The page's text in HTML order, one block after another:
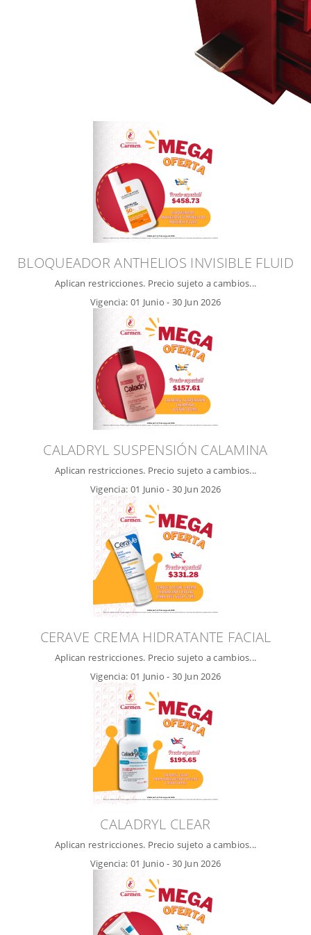
BLOQUEADOR ANTHELIOS INVISIBLE FLUID
Aplican restricciones. Precio sujeto a cambios...
Vigencia: 01 Junio - 30 Jun 2026
CALADRYL SUSPENSIÓN CALAMINA
Aplican restricciones. Precio sujeto a cambios...
Vigencia: 01 Junio - 30 Jun 2026
CERAVE CREMA HIDRATANTE FACIAL
Aplican restricciones. Precio sujeto a cambios...
Vigencia: 01 Junio - 30 Jun 2026
CALADRYL CLEAR
Aplican restricciones. Precio sujeto a cambios...
Vigencia: 01 Junio - 30 Jun 2026